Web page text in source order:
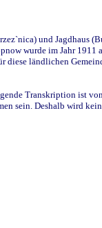
und Jagdhaus
wurde im Jahr
ländlichen
Transkription ist
sein. Deshalb wird